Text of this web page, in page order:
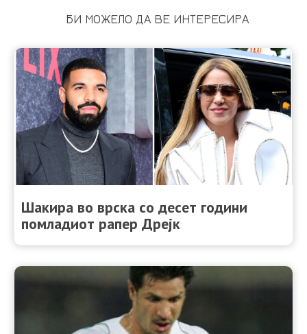
БИ МОЖЕЛО ДА ВЕ ИНТЕРЕСИРА
Шакира во врска со десет години
помладиот рапер Дрејк